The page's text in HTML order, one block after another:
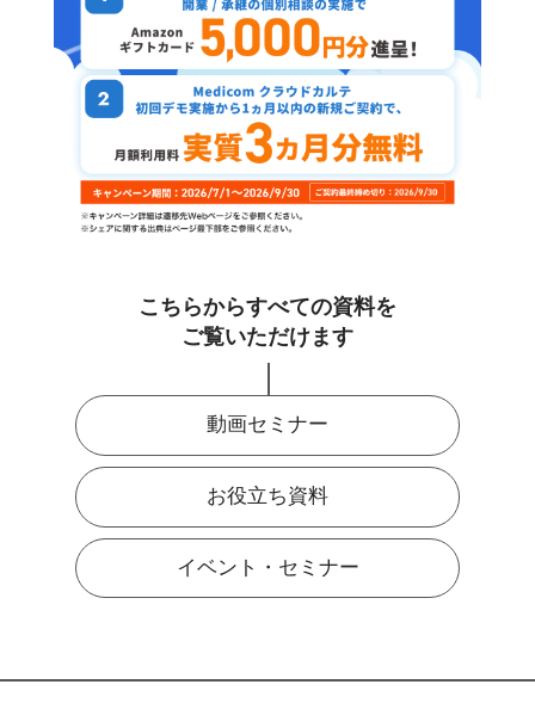
こちらからすべての資料を
ご覧いただけます
動画セミナー
お役立ち資料
イベント・セミナー